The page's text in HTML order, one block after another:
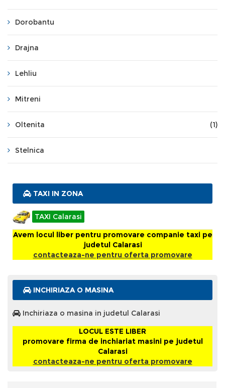
Dorobantu
Drajna
Lehliu
Mitreni
Oltenita (1)
Stelnica
TAXI IN ZONA
TAXI Calarasi
Avem locul liber pentru promovare companie taxi pe
judetul Calarasi
contacteaza-ne pentru oferta promovare
INCHIRIAZA O MASINA
Inchiriaza o masina in judetul Calarasi
LOCUL ESTE LIBER
promovare firma de inchiariat masini pe judetul
Calarasi
contacteaza-ne pentru oferta promovare